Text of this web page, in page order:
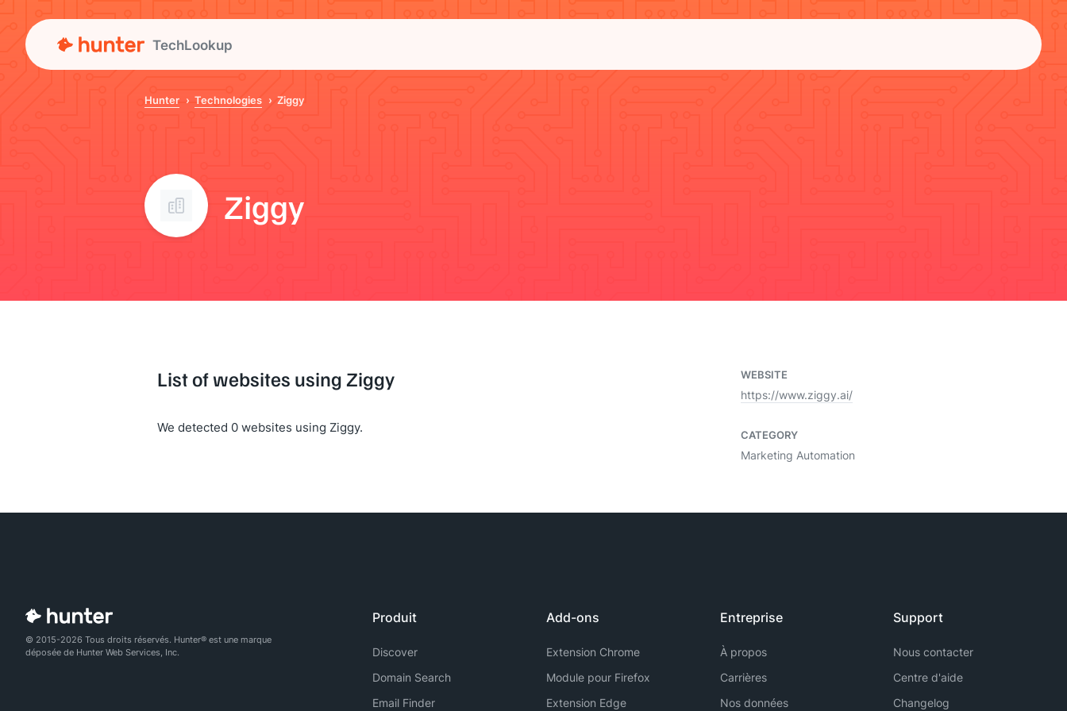
TechLookup
Hunter Technologies Ziggy
Ziggy
List of websites using Ziggy
We detected 0 websites using Ziggy.
WEBSITE
https://www.ziggy.ai/
CATEGORY
Marketing Automation
© 2015-2026 Tous droits réservés. Hunter® est une marque
déposée de Hunter Web Services, Inc.
Produit
Discover
Domain Search
Email Finder
Add-ons
Extension Chrome
Module pour Firefox
Extension Edge
Entreprise
À propos
Carrières
Nos données
Support
Nous contacter
Centre d'aide
Changelog